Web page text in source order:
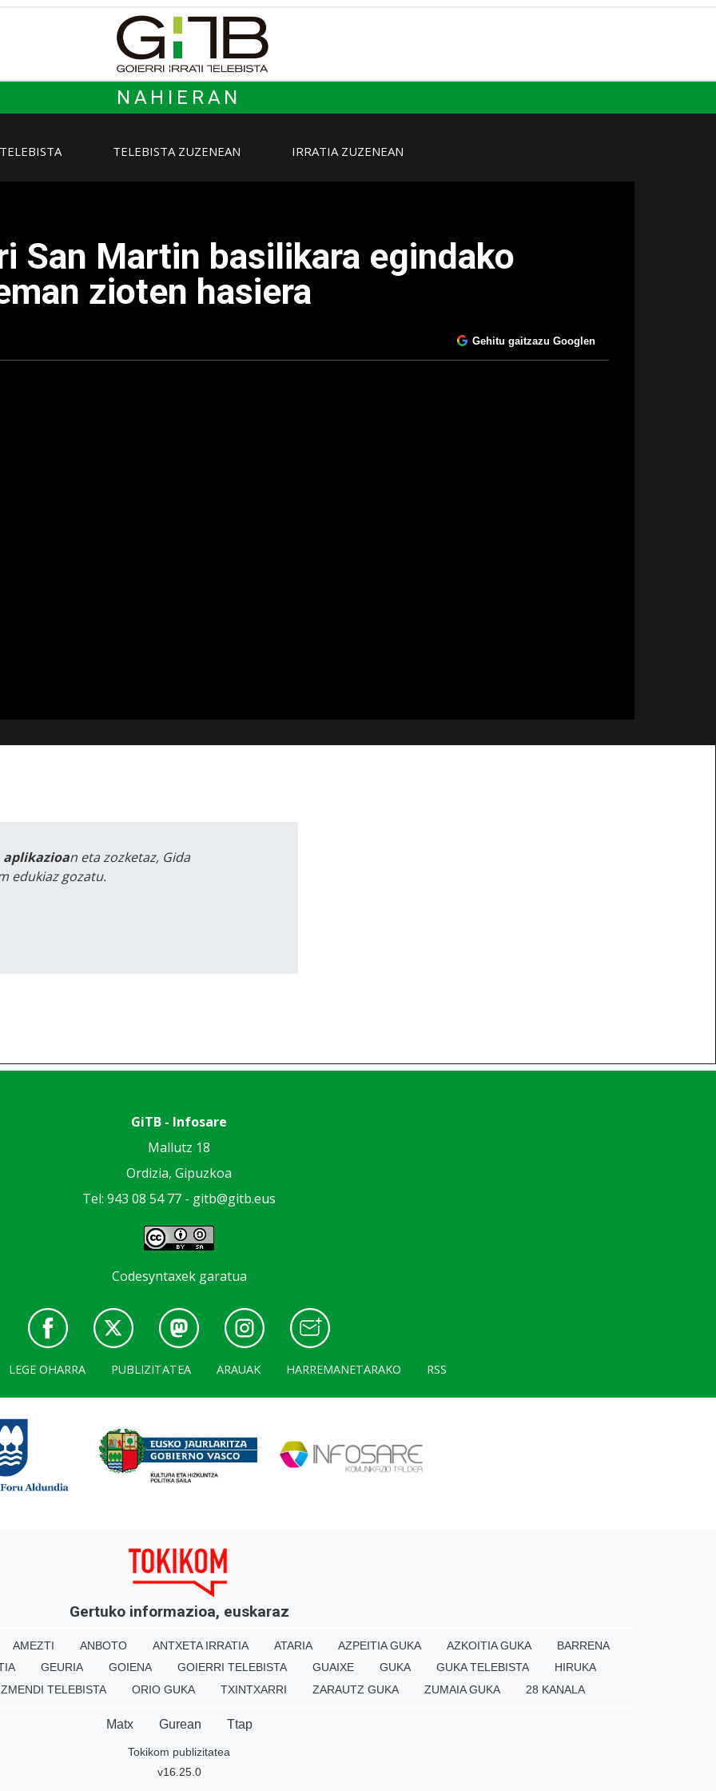
NAHIERAN
TELEBISTA ZUZENEAN IRRATIA ZUZENEAN
San Martin basilikara egindako
zioten hasiera
Gehitu gaitzazu Googlen
aplikazioan eta zozketaz, Gida
edukiaz gozatu.
GiTB - Infosare
Mallutz 18
Ordizia, Gipuzkoa
Tel: 943 08 54 77 - gitb@gitb.eus
Codesyntaxek garatua
LEGE OHARRA PUBLIZITATEA ARAUAK HARREMANETARAKO RSS
Gertuko informazioa, euskaraz
AMEZTI ANBOTO ANTXETA IRRATIA ATARIA AZPEITIA GUKA AZKOITIA GUKA
BARRENA
GEURIA GOIENA GOIERRI TELEBISTA GUAIXE GUKA GUKA TELEBISTA
HIRUKA
TELEBISTA ORIO GUKA TXINTXARRI ZARAUTZ GUKA ZUMAIA GUKA 28 KANALA
Matx Gurean Ttap
Tokikom publizitatea
v16.25.0